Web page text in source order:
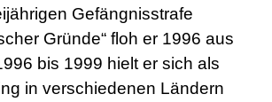
Gefängnisstrafe
Gründe“ floh er 1996 aus
bis 1999 hielt er sich als
in verschiedenen Ländern